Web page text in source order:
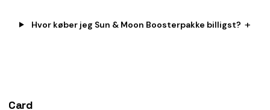
Hvor køber jeg Sun & Moon Boosterpakke billigst? +
Card